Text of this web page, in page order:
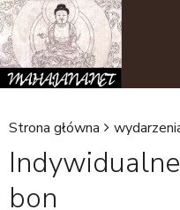
J
e
Strona główna
bon